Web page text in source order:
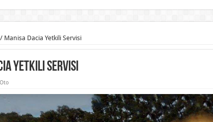
/ Manisa Dacia Yetkili Servisi
Yetkili Servisi
Oto